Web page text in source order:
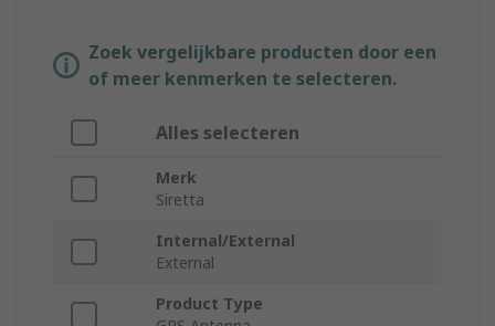
Zoek vergelijkbare producten door een
of meer kenmerken te selecteren.
Alles selecteren
Merk
Siretta
Internal/External
External
Product Type